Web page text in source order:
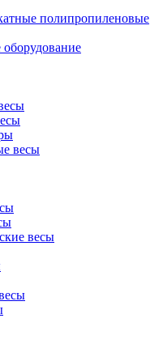
полипропиленовые
весы
весы